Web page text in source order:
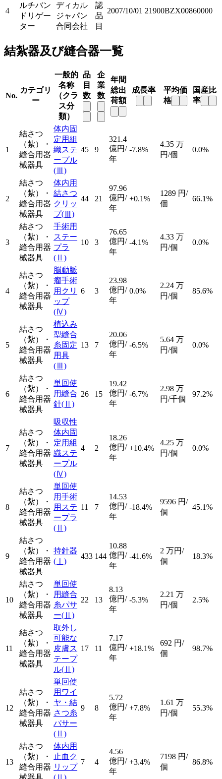
4
ルチバン
ドリゲー
ター
ディカル
ジャパン
合同会社
認
品
目
2007/10/01 21900BZX00860000
結紮器及び縫合器一覧
No.
カテゴリ
ー
一般的
名称
（クラ
ス分
類）
品
目
数
企
業
数
年間
総出
荷額
成長率
平均価
格
国産比
率
1
結さつ
（紮）・
縫合用器
械器具
体内固
定用組
織ステ
ープル
(Ⅲ)
45 9
321.4
億円/
年
-7.8%
4.35 万
円/個
0.0%
2
結さつ
（紮）・
縫合用器
械器具
体内用
結さつ
クリッ
プ(Ⅲ)
44 21
97.96
億円/
年
+0.1%
1289 円/
個
66.1%
3
結さつ
（紮）・
縫合用器
械器具
手術用
ステー
プラ
(Ⅱ)
10 3
76.65
億円/
年
-4.1%
4.33 万
円/個
0.0%
4
結さつ
（紮）・
縫合用器
械器具
脳動脈
瘤手術
用クリ
ップ
(Ⅳ)
6 3
23.98
億円/
年
0.0%
2.24 万
円/個
85.6%
5
結さつ
（紮）・
縫合用器
械器具
植込み
型縫合
糸固定
用具
(Ⅲ)
13 7
20.06
億円/
年
-6.5%
5.64 万
円/個
0.0%
6
結さつ
（紮）・
縫合用器
械器具
単回使
用縫合
針(Ⅱ)
26 15
19.42
億円/
年
-6.7%
2.98 万
円/千個
97.2%
7
結さつ
（紮）・
縫合用器
械器具
吸収性
体内固
定用組
織ステ
ープル
(Ⅳ)
4 2
18.26
億円/
年
+10.4%
4.25 万
円/個
0.0%
8
結さつ
（紮）・
縫合用器
械器具
単回使
用手術
用ステ
ープラ
(Ⅱ)
11 7
14.53
億円/
年
-18.4%
9596 円/
個
45.1%
9
結さつ
（紮）・
縫合用器
械器具
持針器
(Ⅰ)
433 144
10.88
億円/
年
-41.6%
2 万円/
個
18.3%
10
結さつ
（紮）・
縫合用器
械器具
単回使
用縫合
糸パサ
ー(Ⅱ)
22 13
8.13
億円/
年
-5.3%
2.21 万
円/個
2.5%
11
結さつ
（紮）・
縫合用器
械器具
取外し
可能な
皮膚ス
テープ
ル(Ⅱ)
17 11
7.17
億円/
年
+18.1%
692 円/
個
98.7%
12
結さつ
（紮）・
縫合用器
械器具
単回使
用ワイ
ヤ・結
さつ糸
パサー
(Ⅱ)
9 8
5.72
億円/
年
+7.8%
1.61 万
円/個
55.3%
13
結さつ
（紮）・
縫合用器
体内用
止血ク
リップ
7 4
4.56
億円/
年
+3.4%
7198 円/
個
86.8%